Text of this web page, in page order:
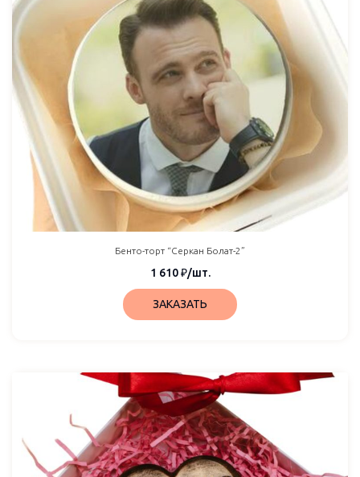
Бенто-торт “Серкан Болат-2”
1 610₽/шт.
ЗАКАЗАТЬ